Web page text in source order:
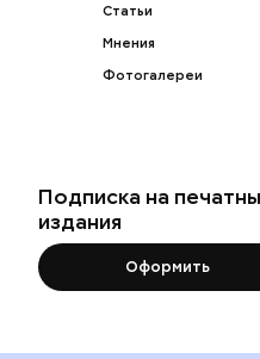
Статьи
Мнения
Фотогалереи
Подписка на
издания
Оформить